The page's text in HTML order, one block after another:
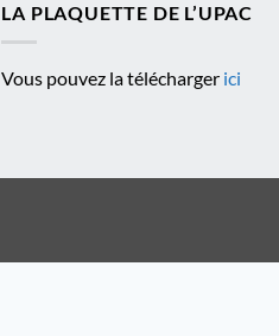
LA PLAQUETTE DE L’UPAC
Vous pouvez la télécharger ici